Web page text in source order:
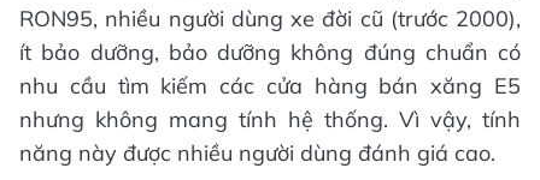
RON95, nhiều người dùng xe đời cũ (trước 2000),
ít bảo dưỡng, bảo dưỡng không đúng chuẩn có
nhu cầu tìm kiếm các cửa hàng bán xăng E5
nhưng không mang tính hệ thống. Vì vậy, tính
năng này được nhiều người dùng đánh giá cao.